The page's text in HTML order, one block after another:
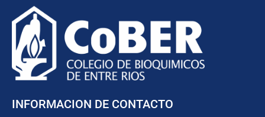
INFORMACION DE CONTACTO